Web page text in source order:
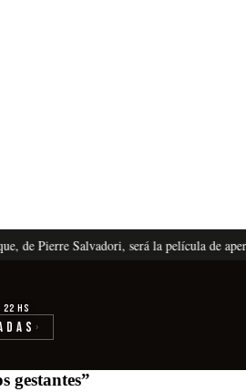
Pierre Salvadori, será la película de apertura
hs
›
gestantes”